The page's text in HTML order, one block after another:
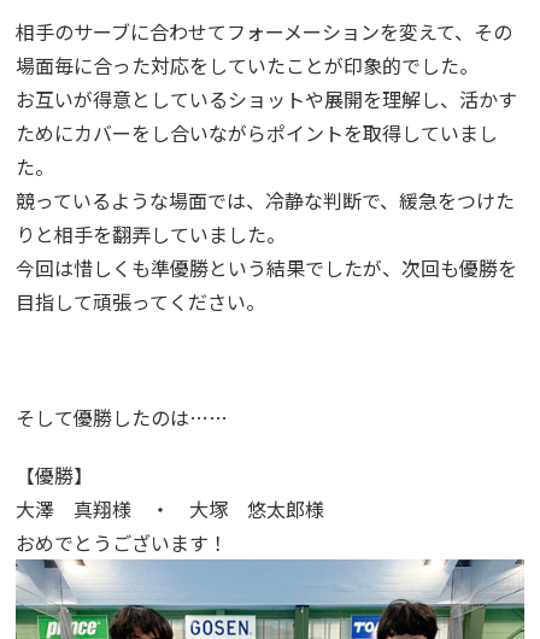
相手のサーブに合わせてフォーメーションを変えて、その
場面毎に合った対応をしていたことが印象的でした。
お互いが得意としているショットや展開を理解し、活かす
ためにカバーをし合いながらポイントを取得していまし
た。
競っているような場面では、冷静な判断で、緩急をつけた
りと相手を翻弄していました。
今回は惜しくも準優勝という結果でしたが、次回も優勝を
目指して頑張ってください。
そして優勝したのは……
【優勝】
大澤 真翔様 ・ 大塚 悠太郎様
おめでとうございます！